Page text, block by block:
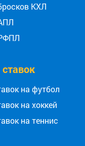
КХЛ
на футбол
на хоккей
на теннис